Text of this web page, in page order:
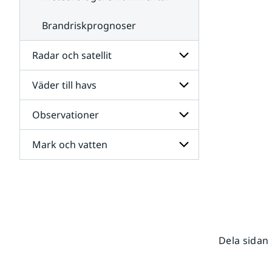
Brandriskprognoser
Radar och satellit
Undersidor
för
Radar
och
satellit
Väder till havs
Undersidor
för
Väder
till
havs
Observationer
Undersidor
för
Mark och vatten
Dela sidan